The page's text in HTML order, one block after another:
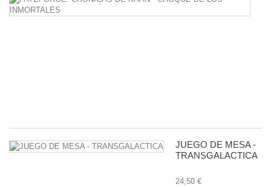
JUEGO DE MESA -
TRANSGALACTICA
24,50 €